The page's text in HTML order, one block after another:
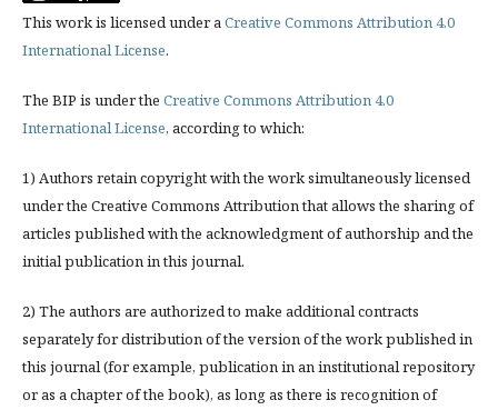
This work is licensed under aCreative Commons Attribution 4.0
International License.
The BIP is under the Creative Commons Attribution 4.0
International License, according to which:
1) Authors retain copyright with the work simultaneously licensed
under the Creative Commons Attribution that allows the sharing of
articles published with the acknowledgment of authorship and the
initial publication in this journal.
2) The authors are authorized to make additional contracts
separately for distribution of the version of the work published in
this journal (for example, publication in an institutional repository
or as a chapter of the book), as long as there is recognition of